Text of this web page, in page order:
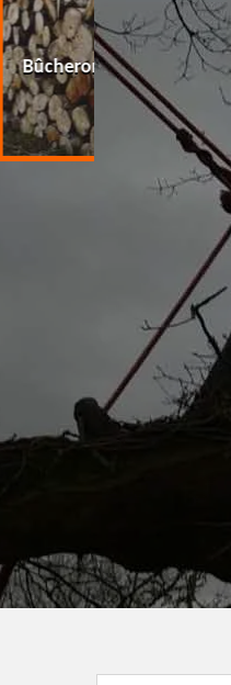
Bûcheron 64
arbre